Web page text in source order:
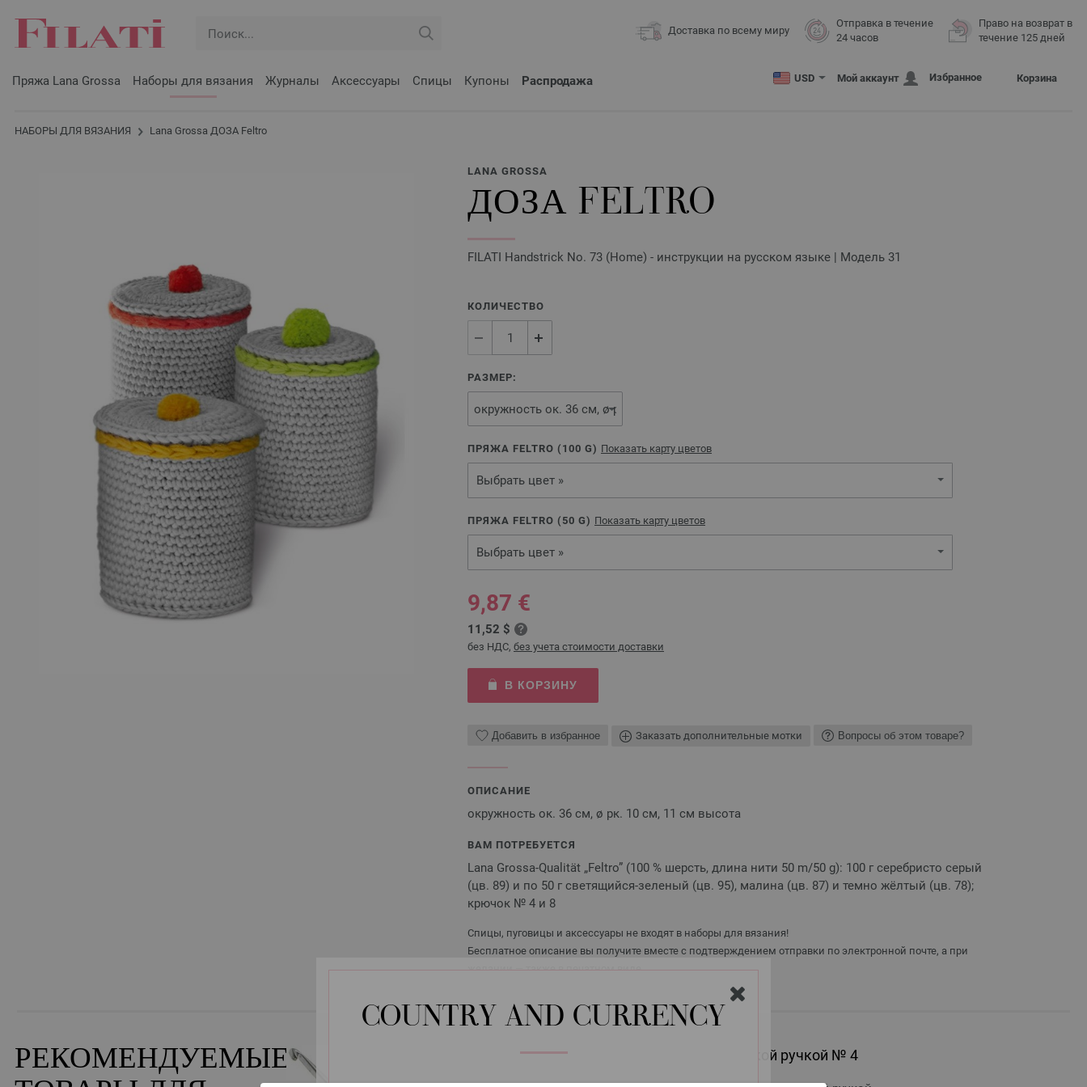
COUNTRY AND CURRENCY
Доставка по всему миру
Отправка в течение
24 часов
Право на возврат в
течение 125 дней
Пряжа Lana Grossa Наборы для вязания Журналы Аксессуары Спицы Купоны Распродажа USD Мой аккаунт Избранное Корзина
НАБОРЫ ДЛЯ ВЯЗАНИЯ Lana Grossa ДОЗА Feltro
LANA GROSSA
ДОЗА FELTRO
FILATI Handstrick No. 73 (Home) - инструкции на русском языке | Модель 31
КОЛИЧЕСТВО
РАЗМЕР:
ПРЯЖА FELTRO ( 100 G) Показать карту цветов
Выбрать цвет »
ПРЯЖА FELTRO ( 50 G) Показать карту цветов
Выбрать цвет »
9,87 €
11,52 $
без НДС, без учета стоимости доставки
В КОРЗИНУ
Добавить в избранное Заказать дополнительные мотки Вопросы об этом товаре?
ОПИСАНИЕ
окружность ок. 36 см, ø рк. 10 см, 11 см высота
ВАМ ПОТРЕБУЕТСЯ
Lana Grossa-Qualität „Feltro” (100 % шерсть, длина нити 50 m/50 g): 100 г серебристо серый
(цв. 89) и по 50 г светящийся-зеленый (цв. 95), малина (цв. 87) и темно жёлтый (цв. 78);
крючок № 4 и 8
Спицы, пуговицы и аксессуары не входят в наборы для вязания!
Бесплатное описание вы получите вместе с подтверждением отправки по электронной почте, а при
желании — также в печатном виде.
РЕКОМЕНДУЕМЫЕ
Крючок алюминиевый с мягкой ручкой № 4